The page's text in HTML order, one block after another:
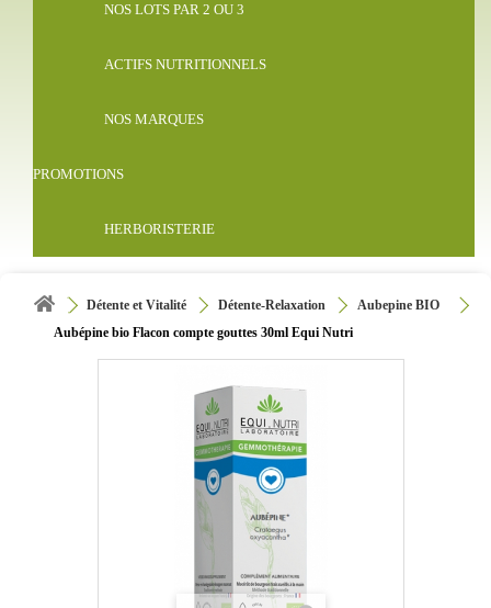
NOS LOTS PAR 2 OU 3
ACTIFS NUTRITIONNELS
NOS MARQUES
PROMOTIONS
HERBORISTERIE
Détente et Vitalité Détente-Relaxation
Aubepine BIO
Aubépine bio Flacon compte gouttes 30ml Equi Nutri